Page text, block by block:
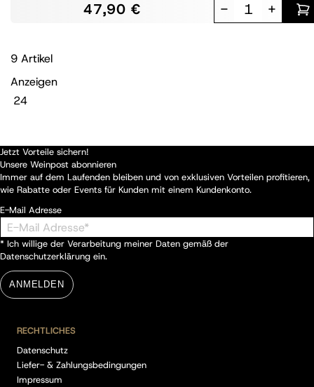
47,90 € - +
9 Artikel
Anzeigen
Jetzt Vorteile sichern!
Unsere Weinpost abonnieren
Immer auf dem Laufenden bleiben und von exklusiven Vorteilen profitieren,
wie Rabatte oder Events für Kunden mit einem Kundenkonto.
E-Mail Adresse
* Ich willige der Verarbeitung meiner Daten gemäß der
Datenschutzerklärung ein.
ANMELDEN
RECHTLICHES
Datenschutz
Liefer- & Zahlungsbedingungen
Impressum